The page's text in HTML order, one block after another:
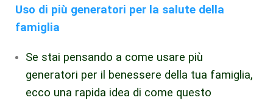
Uso di più generatori per la salute della
famiglia
Se stai pensando a come usare più
generatori per il benessere della tua famiglia,
ecco una rapida idea di come questo